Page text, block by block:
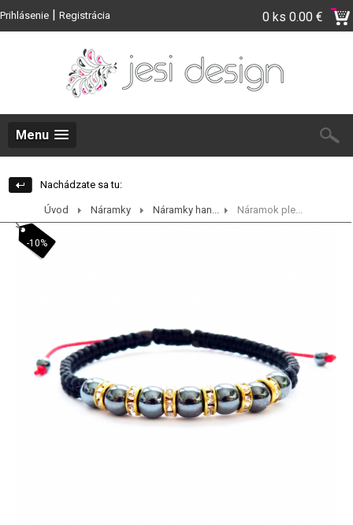
Prihlásenie | Registrácia 0 ks 0.00 €
Menu
Nachádzate sa tu:
Úvod Náramky Náramky han... Náramok ple...
-10%